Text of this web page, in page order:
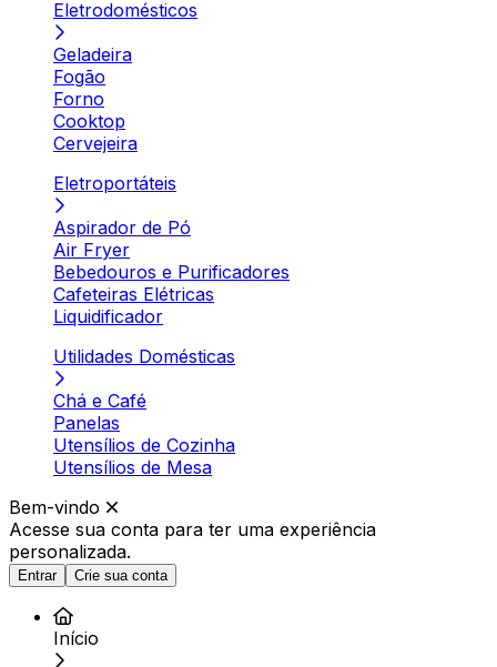
Eletrodomésticos
Geladeira
Fogão
Forno
Cooktop
Cervejeira
Eletroportáteis
Aspirador de Pó
Air Fryer
Bebedouros e Purificadores
Cafeteiras Elétricas
Liquidificador
Utilidades Domésticas
Chá e Café
Panelas
Utensílios de Cozinha
Utensílios de Mesa
Bem-vindo
Acesse sua conta para ter uma experiência
personalizada.
Entrar Crie sua conta
Início